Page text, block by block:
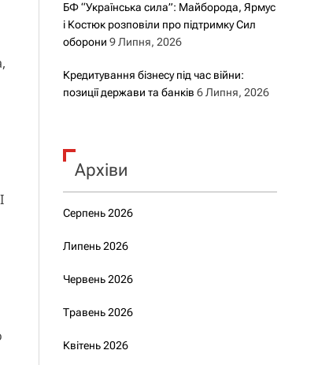
БФ “Українська сила”: Майборода, Ярмус
і Костюк розповіли про підтримку Сил
оборони 9 Липня, 2026
Кредитування бізнесу під час війни:
позиції держави та банків 6 Липня, 2026
Архіви
Серпень 2026
Липень 2026
Червень 2026
Травень 2026
Квітень 2026